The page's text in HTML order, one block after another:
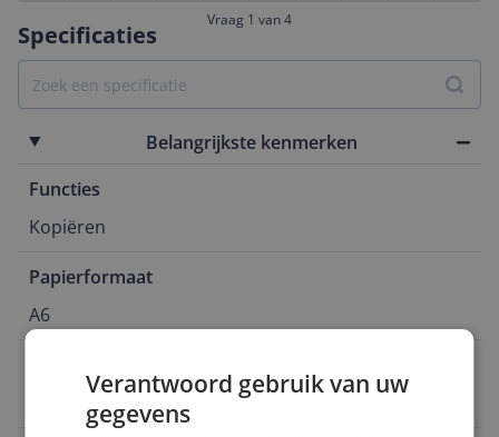
Specificaties
Belangrijkste kenmerken
Functies
Kopiëren
Papierformaat
A6
Vraag 1 van 4
Verantwoord gebruik van uw
gegevens